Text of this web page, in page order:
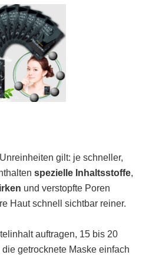
gilt: je schneller,
spezielle Inhaltsstoffe,
und verstopfte Poren
Haut schnell sichtbar reiner.
auftragen, 15 bis 20
getrocknete Maske einfach